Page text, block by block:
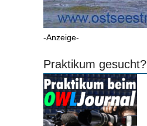
-Anzeige-
Praktikum gesucht?